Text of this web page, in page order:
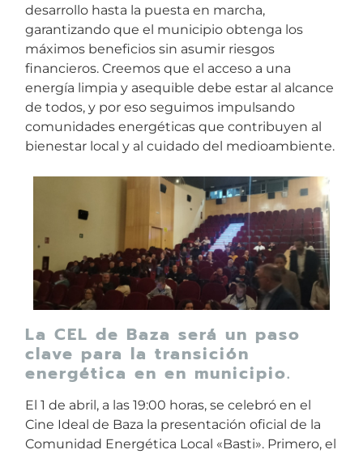
desarrollo hasta la puesta en marcha,
garantizando que el municipio obtenga los
máximos beneficios sin asumir riesgos
financieros. Creemos que el acceso a una
energía limpia y asequible debe estar al alcance
de todos, y por eso seguimos impulsando
comunidades energéticas que contribuyen al
bienestar local y al cuidado del medioambiente.
La CEL de Baza será un paso
clave para la transición
energética en en municipio.
El 1 de abril, a las 19:00 horas, se celebró en el
Cine Ideal de Baza la presentación oficial de la
Comunidad Energética Local «Basti». Primero, el